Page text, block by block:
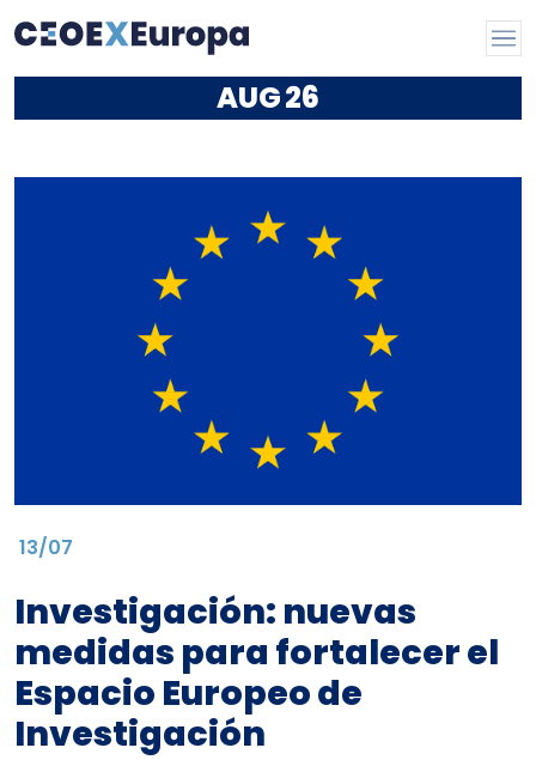
AUG26
13/07
Investigación: nuevas
medidas para fortalecer el
Espacio Europeo de
Investigación